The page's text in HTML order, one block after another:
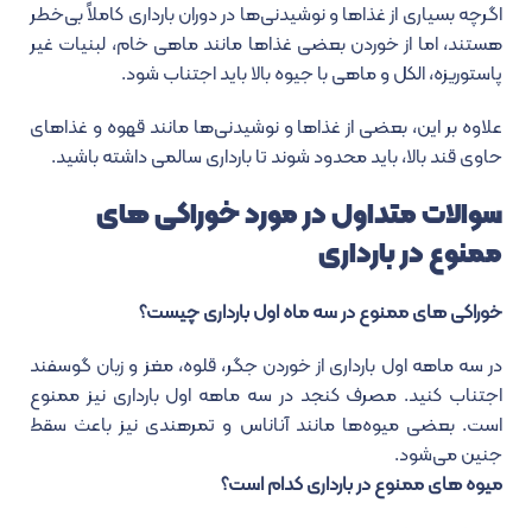
اگرچه بسیاری از غذاها و نوشیدنی‌ها در دوران بارداری کاملاً بی‌خطر
هستند، اما از خوردن بعضی غذاها مانند ماهی خام، لبنیات غیر
پاستوریزه، الکل و ماهی با جیوه بالا باید اجتناب شود.
علاوه بر این، بعضی از غذاها و نوشیدنی‌ها مانند قهوه و غذاهای
حاوی قند بالا، باید محدود شوند تا بارداری سالمی داشته باشید.
سوالات متداول در مورد خوراکی های
ممنوع در بارداری
خوراکی های ممنوع در سه ماه اول بارداری چیست؟
در سه ماهه اول بارداری از خوردن جگر، قلوه، مغز و زبان گوسفند
اجتناب کنید. مصرف کنجد در سه ماهه اول بارداری نیز ممنوع
است. بعضی میوه‌ها مانند آناناس و تمرهندی نیز باعث سقط
جنین می‌شود.
میوه های ممنوع در بارداری کدام است؟